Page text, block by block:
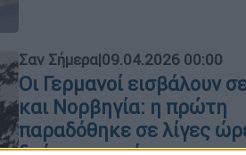
Σαν Σήμερα|09.04.2026 00:00
Οι Γερμανοί εισβάλουν
και Νορβηγία: η πρώτη
παραδόθηκε σε λίγες